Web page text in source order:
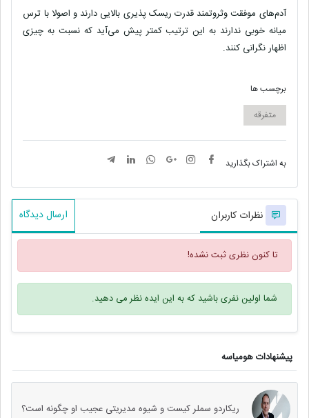
پیشنهادات هومیاسه
ریکاردو سملر کیست و شیوه مدیریتی عجیب او چگونه است؟
آدم‌های موفقت وثروتمند قدرت ریسک پذیری بالایی دارند و اصولا با ترس
میانه خوبی ندارند به این ترتیب کمتر پیش می‌آید که نسبت به چیزی
اظهار نگرانی کنند.
برچسب ها
متفرقه
به اشتراک بگذارید
نظرات کاربران ارسال دیدگاه
تا کنون نظری ثبت نشده!
شما اولین نفری باشید که به این ایده نظر می دهید.